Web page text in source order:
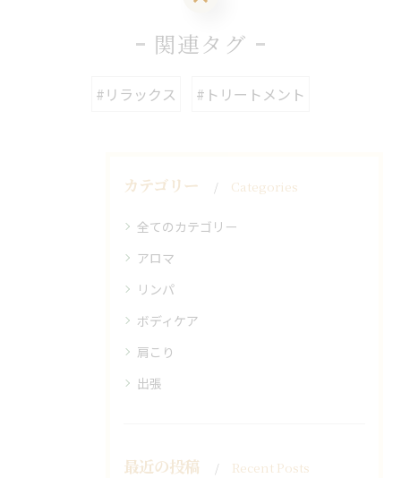
関連タグ
#リラックス #トリートメント
カテゴリー Categories
全てのカテゴリー
アロマ
リンパ
ボディケア
肩こり
出張
最近の投稿 Recent Posts